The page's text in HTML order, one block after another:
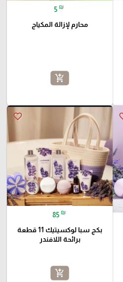
5 ₪
محارم لإزالة المكياج
add_shopping_cart
favorite_border
85 ₪
بكج سبا لوكسيتيك 11 قطعة
برائحة اللافندر
add_shopping_cart